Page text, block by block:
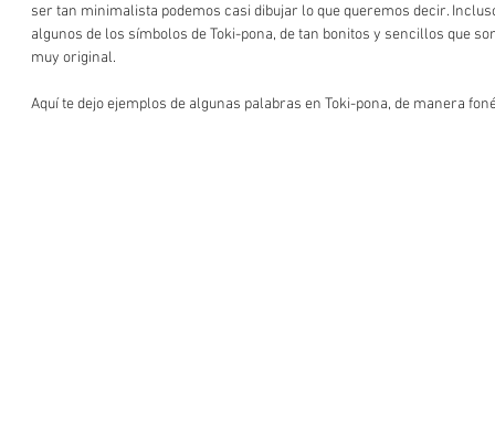
ser tan minimalista podemos casi dibujar lo que queremos decir.
algunos de los símbolos de Toki-pona, de tan bonitos y sencillos que
muy original.
Aquí te dejo ejemplos de algunas palabras en Toki-pona, de manera